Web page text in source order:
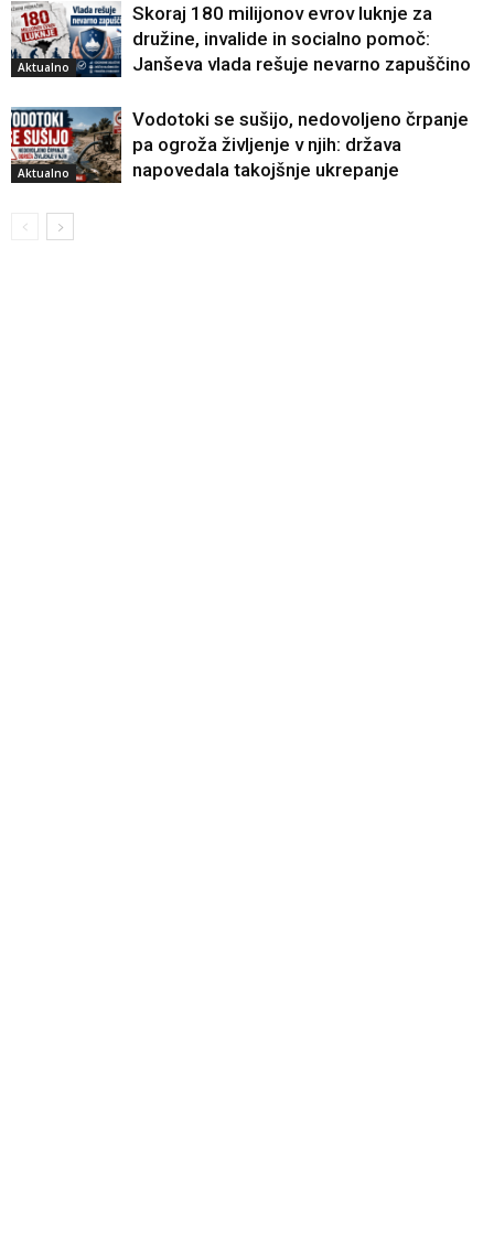
Aktualno
Skoraj 180 milijonov evrov luknje za
družine, invalide in socialno pomoč:
Janševa vlada rešuje nevarno zapuščino
Aktualno
Vodotoki se sušijo, nedovoljeno črpanje
pa ogroža življenje v njih: država
napovedala takojšnje ukrepanje